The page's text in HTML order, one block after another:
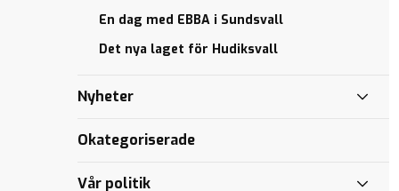
En dag med EBBA i Sundsvall
Det nya laget för Hudiksvall
Nyheter
Debatt i
angående
Det nya
Hudiksvall
för Ukrainas
Okategoriserade
Vår politik